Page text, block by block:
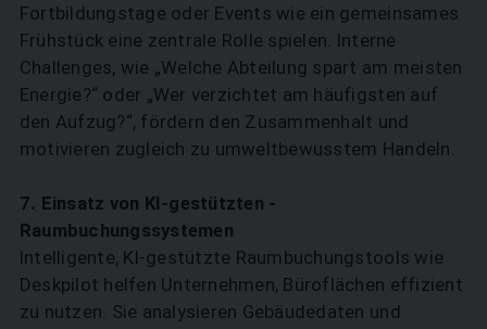
Fortbildungstage oder Events wie ein gemeinsames
Frühstück eine zentrale Rolle spielen. Interne
Challenges, wie „Welche Abteilung spart am meisten
Energie?“ oder „Wer verzichtet am häufigsten auf
den Aufzug?“, fördern den Zusammenhalt und
motivieren zugleich zu umweltbewusstem Handeln.
7. Einsatz von KI-gestützten ­
Raumbuchungssystemen
Intelligente, KI-gestützte Raumbuchungstools wie
Deskpilot helfen Unternehmen, Büro­flächen effizient
zu nutzen. Sie analysieren Gebäude­daten und